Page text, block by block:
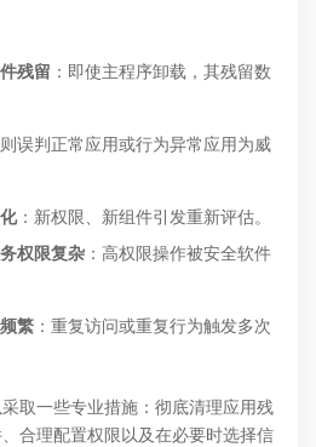
残留 ：即使主程序卸载，其残留数
则误判正常应用或行为异常应用为威
：新权限、新组件引发重新评估。
权限复杂 ：高权限操作被安全软件
繁 ：重复访问或重复行为触发多次
取一些专业措施：彻底清理应用残
合理配置权限以及在必要时选择信